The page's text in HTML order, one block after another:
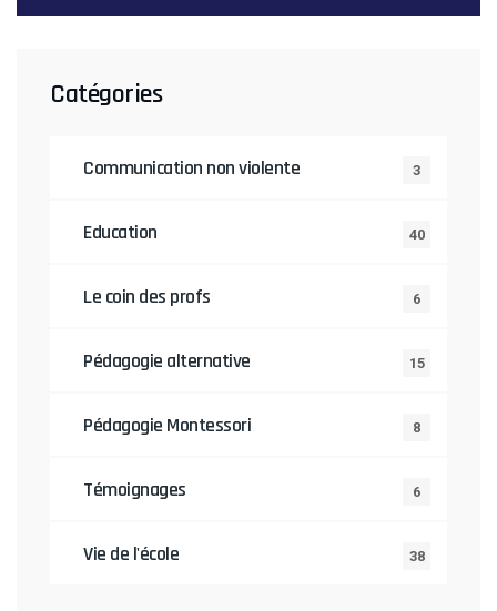
Catégories
Communication non violente 3
Education 40
Le coin des profs 6
Pédagogie alternative 15
Pédagogie Montessori 8
Témoignages 6
Vie de l'école 38